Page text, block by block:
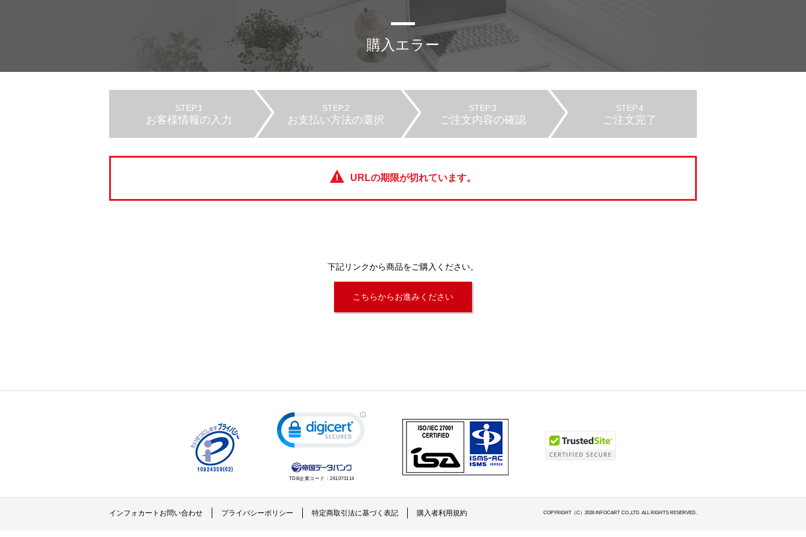
購入エラー
STEP.1
お客様情報の入力
STEP.2
お支払い方法の選択
STEP.3
ご注文内容の確認
STEP.4
ご注文完了
URLの期限が切れています。
下記リンクから商品をご購入ください。
こちらからお進みください
TDB企業コード： 261070114
インフォカートお問い合わせ プライバシーポリシー 特定商取引法に基づく表記 購入者利用規約 COPYRIGHT（C）2026 INFOCART CO.,LTD. ALL RIGHTS RESERVED.